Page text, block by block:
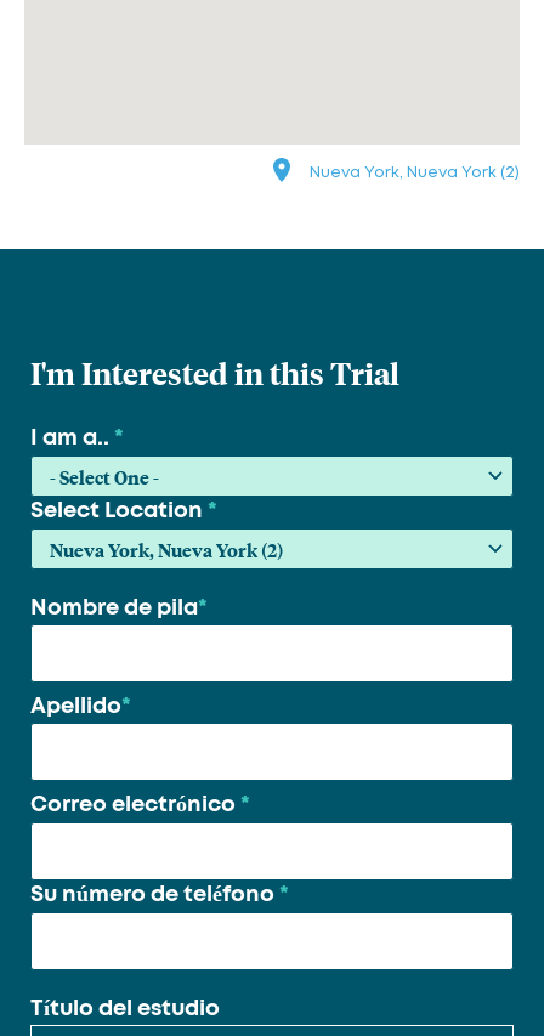
Nueva York, Nueva York (2)
I'm Interested in this Trial
I am a.. *
Select Location *
Su
Nombre de pila*
Apellido*
Correo electrónico *
Su número de teléfono *
Título del estudio